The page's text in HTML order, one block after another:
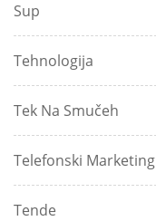
Sup
Tehnologija
Tek Na Smučeh
Telefonski Marketing
Tende